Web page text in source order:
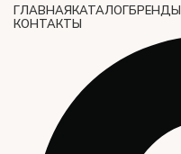
ГЛАВНАЯКАТАЛОГБРЕНДЫ
КОНТАКТЫ